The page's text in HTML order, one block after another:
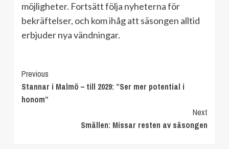
möjligheter. Fortsätt följa nyheterna för
bekräftelser, och kom ihåg att säsongen alltid
erbjuder nya vändningar.
Continue
Reading
Previous
Stannar i Malmö – till 2029: ”Ser mer potential i
honom”
Next
Smällen: Missar resten av säsongen